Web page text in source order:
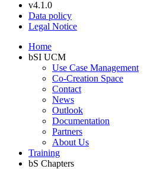
v4.1.0
Data policy
Legal Notice
Home
bSI UCM
Use Case Management
Co-Creation Space
Contact
News
Outlook
Documentation
Partners
About Us
Training
bS Chapters